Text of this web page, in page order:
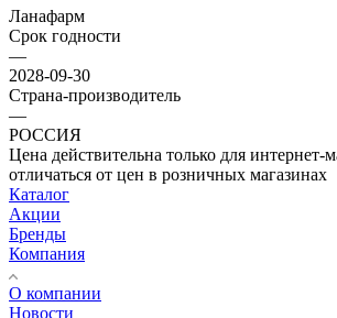
Ланафарм
Срок годности
—
2028-09-30
Страна-производитель
—
РОССИЯ
Цена действительна только для интернет-
отличаться от цен в розничных магазинах
Каталог
Акции
Бренды
Компания
О компании
Новости